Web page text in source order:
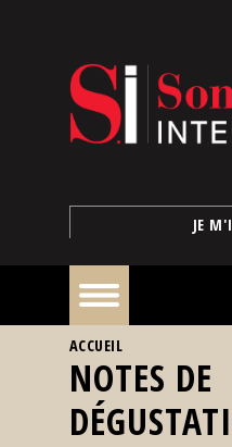
JE
À
la
une
VOUS ÊTES ICI
ACCUEIL
NOTES DE